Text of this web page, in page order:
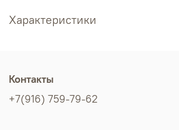
Характеристики
Контакты
+7(916) 759-79-62